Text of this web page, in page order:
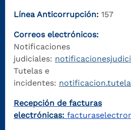
Línea Anticorrupción: 157
Correos electrónicos:
Notificaciones
judiciales:
Tutelas e
incidentes:
Recepción de facturas
electrónicas: